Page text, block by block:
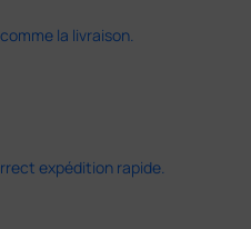
la livraison.
expédition rapide.